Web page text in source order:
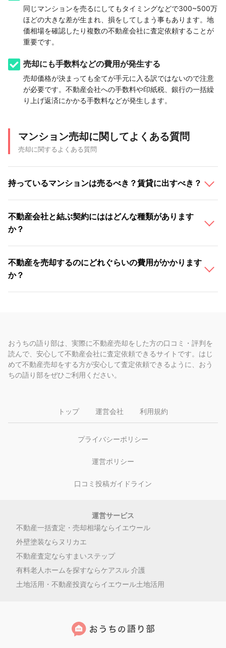
同じマンションを売るにしてもタイミングなどで300~500万
ほどの大きな差が生まれ、損をしてしまう事もあります。地
価相場を確認したり複数の不動産会社に査定依頼することが
重要です。
売却にも手数料などの費用が発生する
売却価格が決まっても全てが手元に入る訳ではないので注意
が必要です。不動産会社への手数料や印紙税、銀行の一括繰
り上げ返済にかかる手数料などが発生します。
マンション売却に関してよくある質問
売却に関するよくある質問
持っているマンションは売るべき？賃貸に出すべき？
不動産会社と結ぶ契約にははどんな種類があります
か？
不動産を売却するのにどれぐらいの費用がかかります
か？
おうちの語り部は、実際に不動産売却をした方の口コミ・評判を
読んで、安心して不動産会社に査定依頼できるサイトです。はじ
めて不動産売却をする方が安心して査定依頼できるように、おう
ちの語り部をぜひご利用ください。
トップ 運営会社 利用規約
プライバシーポリシー
運営ポリシー
口コミ投稿ガイドライン
運営サービス
不動産一括査定・売却相場ならイエウール
外壁塗装ならヌリカエ
不動産査定ならすまいステップ
有料老人ホームを探すならケアスル 介護
土地活用・不動産投資ならイエウール土地活用